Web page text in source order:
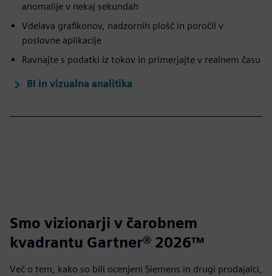
anomalije v nekaj sekundah
Vdelava grafikonov, nadzornih plošč in poročil v
poslovne aplikacije
Ravnajte s podatki iz tokov in primerjajte v realnem času
BI in vizualna analitika
Smo vizionarji v čarobnem
kvadrantu Gartner® 2026™
Več o tem, kako so bili ocenjeni Siemens in drugi prodajalci,